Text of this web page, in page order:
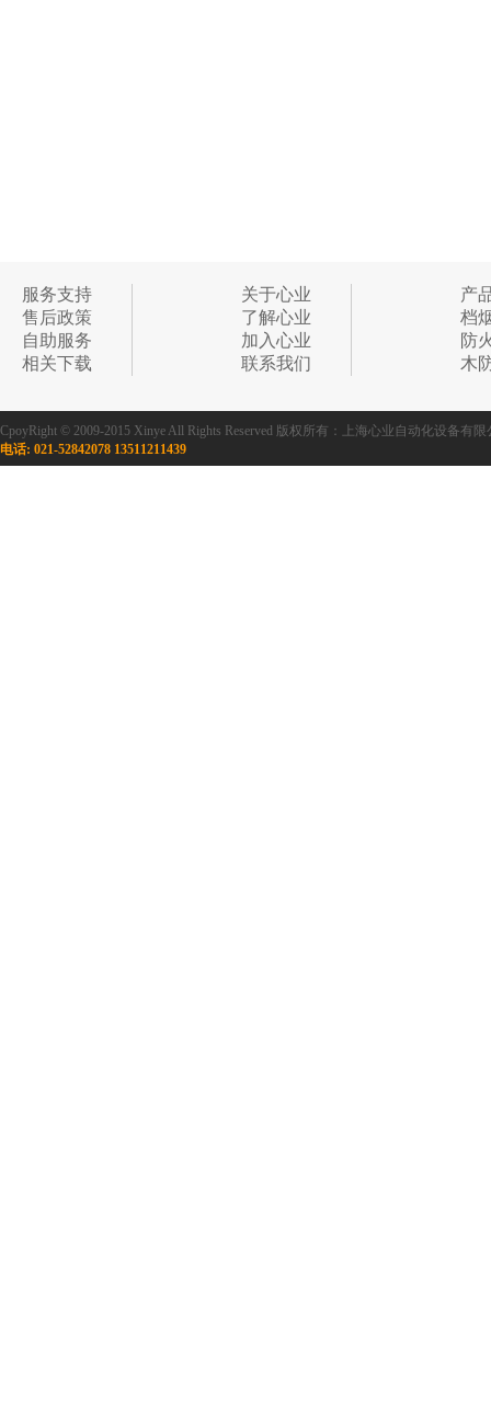
服务支持
售后政策
自助服务
相关下载
关于心业
了解心业
加入心业
联系我们
产
档
防
木
CpoyRight © 2009-2015 Xinye All Rights Reserved 版权所有：上海心业自动化设备有
电话: 021-52842078 13511211439